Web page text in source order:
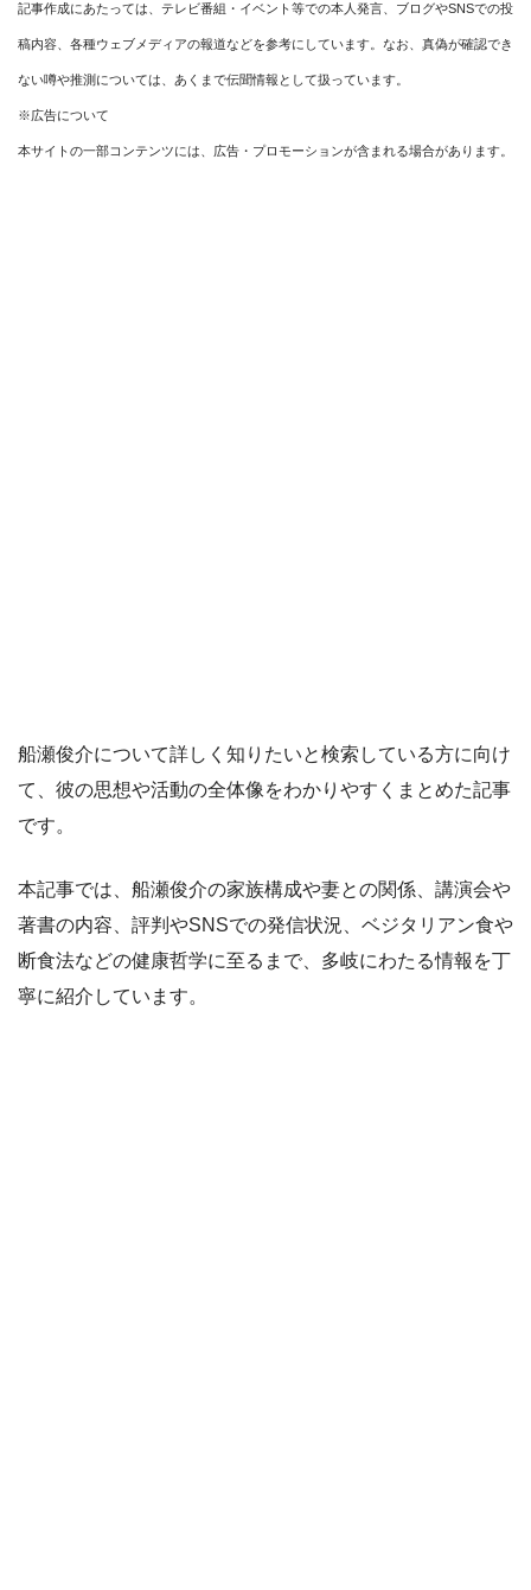
記事作成にあたっては、テレビ番組・イベント等での本人発言、ブログやSNSでの投
稿内容、各種ウェブメディアの報道などを参考にしています。なお、真偽が確認でき
ない噂や推測については、あくまで伝聞情報として扱っています。
※広告について
本サイトの一部コンテンツには、広告・プロモーションが含まれる場合があります。
船瀬俊介について詳しく知りたいと検索している方に向け
て、彼の思想や活動の全体像をわかりやすくまとめた記事
です。
本記事では、船瀬俊介の家族構成や妻との関係、講演会や
著書の内容、評判やSNSでの発信状況、ベジタリアン食や
断食法などの健康哲学に至るまで、多岐にわたる情報を丁
寧に紹介しています。